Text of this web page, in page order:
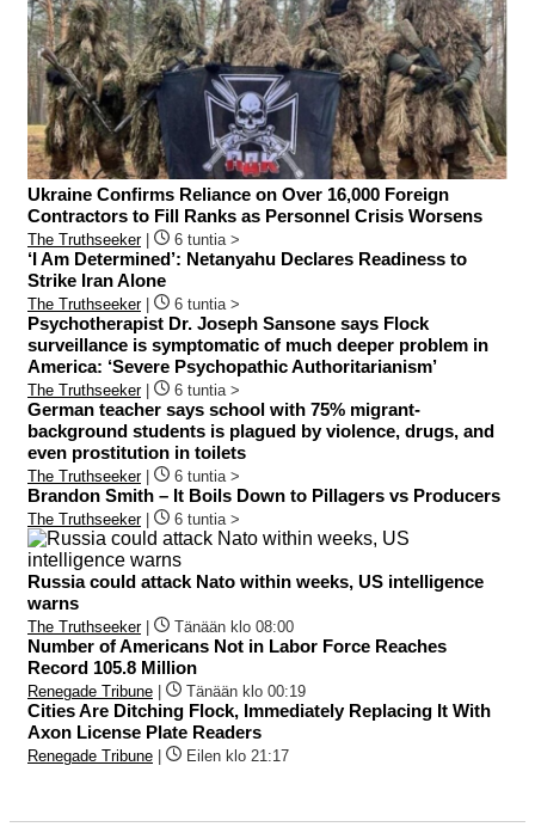
Ukraine Confirms Reliance on Over 16,000 Foreign
Contractors to Fill Ranks as Personnel Crisis Worsens
The Truthseeker| 6 tuntia >
‘I Am Determined’: Netanyahu Declares Readiness to
Strike Iran Alone
The Truthseeker| 6 tuntia >
Psychotherapist Dr. Joseph Sansone says Flock
surveillance is symptomatic of much deeper problem in
America: ‘Severe Psychopathic Authoritarianism’
The Truthseeker| 6 tuntia >
German teacher says school with 75% migrant-
background students is plagued by violence, drugs, and
even prostitution in toilets
The Truthseeker| 6 tuntia >
Brandon Smith – It Boils Down to Pillagers vs Producers
The Truthseeker| 6 tuntia >
Russia could attack Nato within weeks, US intelligence
warns
The Truthseeker| Tänään klo 08:00
Number of Americans Not in Labor Force Reaches
Record 105.8 Million
Renegade Tribune Tänään klo 00:19
Cities Are Ditching Flock, Immediately Replacing It With
Axon License Plate Readers
Renegade Tribune Eilen klo 21:17